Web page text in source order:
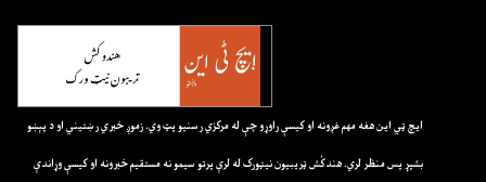
ايچ ټي اين هغه مهم غږونه او کيسې راوړو چې له مرکزي رسنيو پټ وي. زموږ خبري رښتيني او د پېښو
بشپړ پس منظر لري. هندکُش ټريبيون نيټورک له لرې پرتو سيمو نه مستقيم خبرونه او کيسې وړاندې